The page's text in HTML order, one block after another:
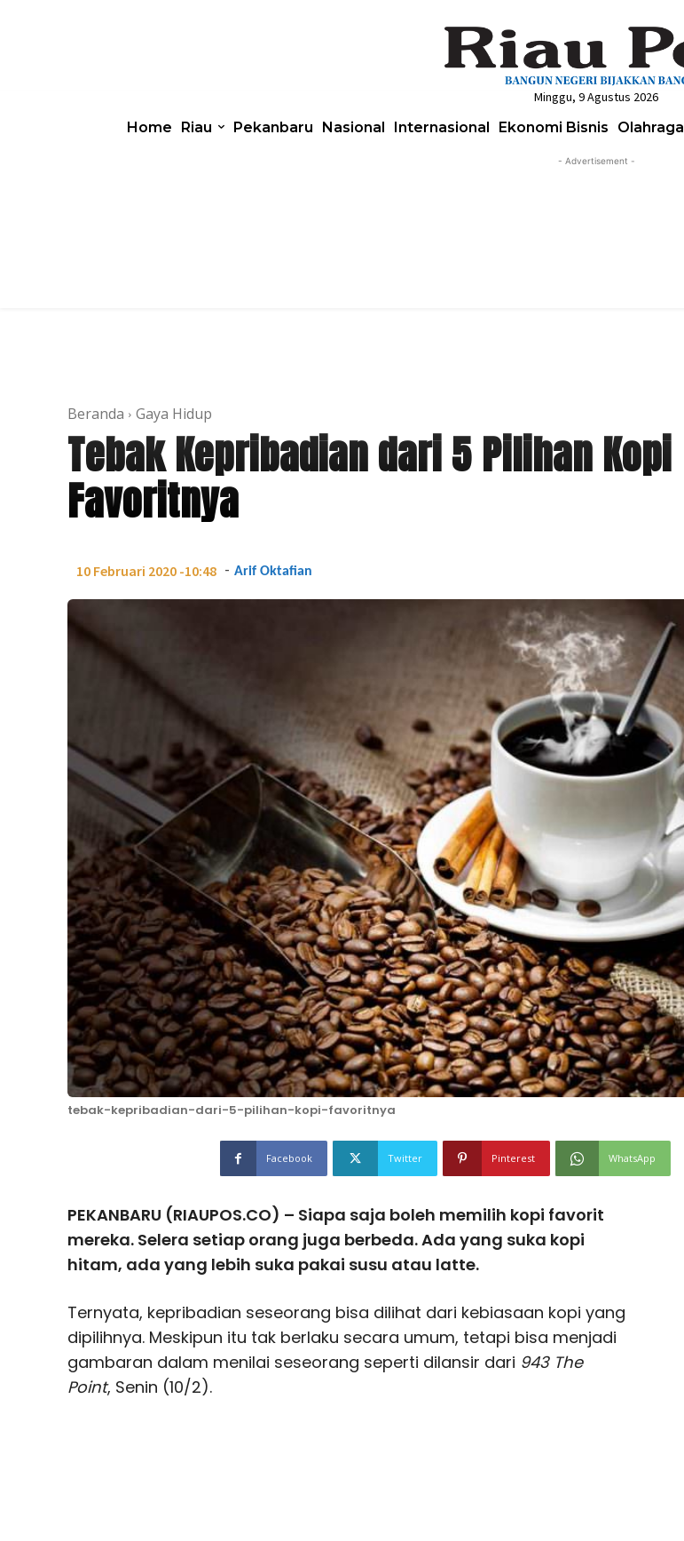
Minggu, 9 Agustus 2026
Home Riau Pekanbaru Nasional Internasional Ekonomi Bisnis Olahraga
- Advertisement -
Beranda Gaya Hidup
Tebak Kepribadian dari 5 Pilihan Kopi
Favoritnya
10 Februari 2020 -10:48 - Arif Oktafian
tebak-kepribadian-dari-5-pilihan-kopi-favoritnya
Facebook Twitter Pinterest WhatsApp
PEKANBARU (RIAUPOS.CO) – Siapa saja boleh memilih kopi favorit
mereka. Selera setiap orang juga berbeda. Ada yang suka kopi
hitam, ada yang lebih suka pakai susu atau latte.
Ternyata, kepribadian seseorang bisa dilihat dari kebiasaan kopi yang
dipilihnya. Meskipun itu tak berlaku secara umum, tetapi bisa menjadi
gambaran dalam menilai seseorang seperti dilansir dari 943 The
Point, Senin (10/2).